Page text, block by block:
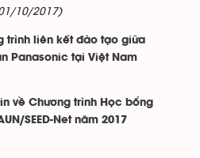
10/2017)
trình liên kết đào tạo giữa
Panasonic tại Việt Nam
về Chương trình Học bổng
SEED-Net năm 2017